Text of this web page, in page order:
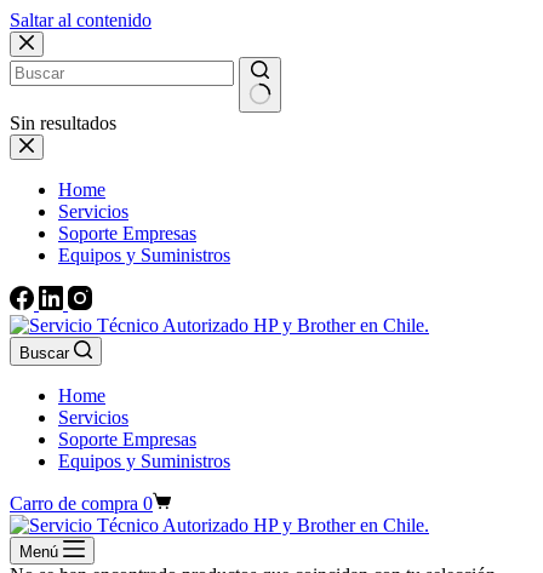
Saltar al contenido
Sin resultados
Home
Servicios
Soporte Empresas
Equipos y Suministros
Buscar
Home
Servicios
Soporte Empresas
Equipos y Suministros
Carro de compra 0
Menú